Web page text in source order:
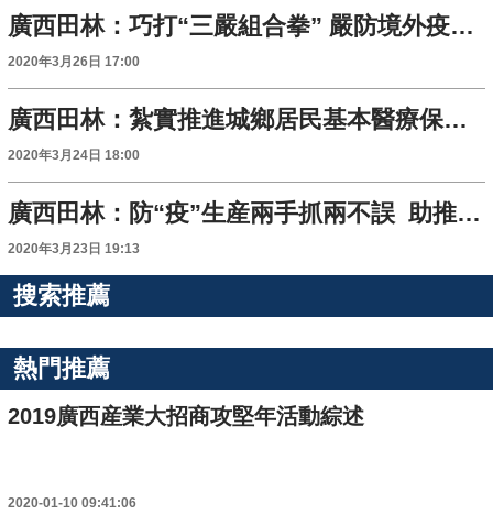
廣西田林：巧打“三嚴組合拳” 嚴防境外疫情輸入
2020年3月26日 17:00
廣西田林：紮實推進城鄉居民基本醫療保險收繳工作 助力脫貧攻堅
2020年3月24日 18:00
廣西田林：防“疫”生産兩手抓兩不誤 助推脫貧攻堅
2020年3月23日 19:13
搜索推薦
熱門推薦
2019廣西産業大招商攻堅年活動綜述
2020-01-10 09:41:06